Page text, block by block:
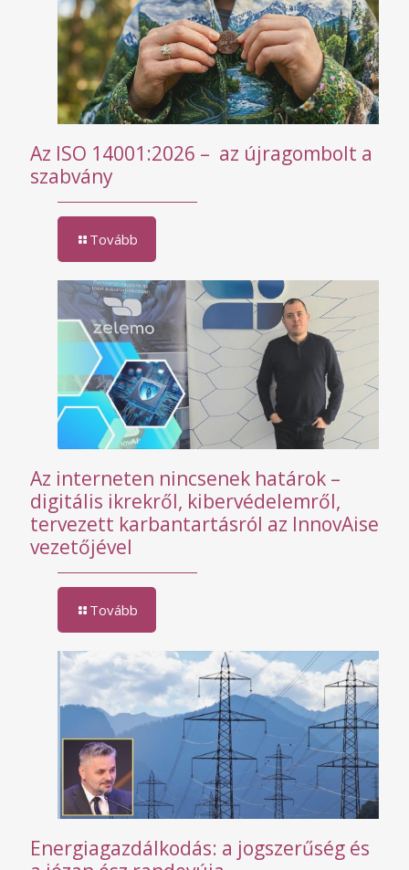
Az ISO 14001:2026 – az újragombolt a
szabvány
Tovább
Az interneten nincsenek határok –
digitális ikrekről, kibervédelemről,
tervezett karbantartásról az InnovAise
vezetőjével
Tovább
Energiagazdálkodás: a jogszerűség és